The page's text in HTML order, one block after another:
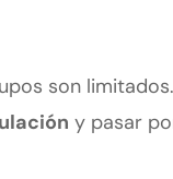
son
y pasar